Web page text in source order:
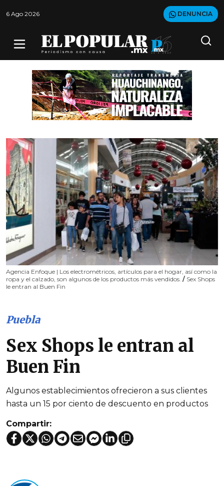
6 Ago 2026 DENUNCIA
Agencia Enfoque | Los electrométricos, artículos para el hogar, así como la
ropa y el calzado, son algunos de los productos más vendidos. / Sex Shops
le entran al Buen Fin
Puebla
Sex Shops le entran al
Buen Fin
Algunos establecimientos ofrecieron a sus clientes
hasta un 15 por ciento de descuento en productos
Compartir: